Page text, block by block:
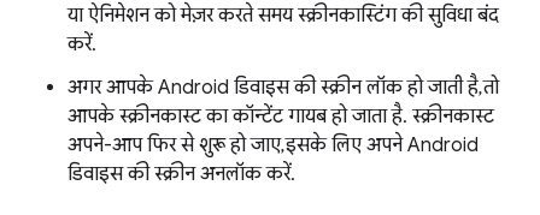
या ऐनिमेशन को मेज़र करते समय स्क्रीनकास्टिंग की सुविधा बंद
करें.
अगर आपके Android डिवाइस की स्क्रीन लॉक हो जाती है, तो
आपके स्क्रीनकास्ट का कॉन्टेंट गायब हो जाता है. स्क्रीनकास्ट
अपने-आप फिर से शुरू हो जाए, इसके लिए अपने Android
डिवाइस की स्क्रीन अनलॉक करें.